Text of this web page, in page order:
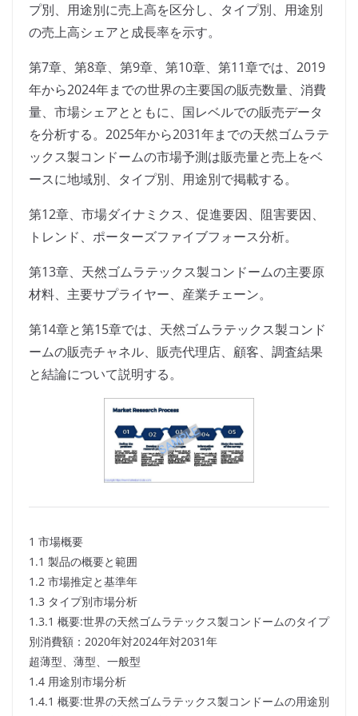
プ別、用途別に売上高を区分し、タイプ別、用途別
の売上高シェアと成長率を示す。
第7章、第8章、第9章、第10章、第11章では、2019
年から2024年までの世界の主要国の販売数量、消費
量、市場シェアとともに、国レベルでの販売データ
を分析する。2025年から2031年までの天然ゴムラテ
ックス製コンドームの市場予測は販売量と売上をベ
ースに地域別、タイプ別、用途別で掲載する。
第12章、市場ダイナミクス、促進要因、阻害要因、
トレンド、ポーターズファイブフォース分析。
第13章、天然ゴムラテックス製コンドームの主要原
材料、主要サプライヤー、産業チェーン。
第14章と第15章では、天然ゴムラテックス製コンド
ームの販売チャネル、販売代理店、顧客、調査結果
と結論について説明する。
1 市場概要
1.1 製品の概要と範囲
1.2 市場推定と基準年
1.3 タイプ別市場分析
1.3.1 概要:世界の天然ゴムラテックス製コンドームのタイプ
別消費額：2020年対2024年対2031年
超薄型、薄型、一般型
1.4 用途別市場分析
1.4.1 概要:世界の天然ゴムラテックス製コンドームの用途別